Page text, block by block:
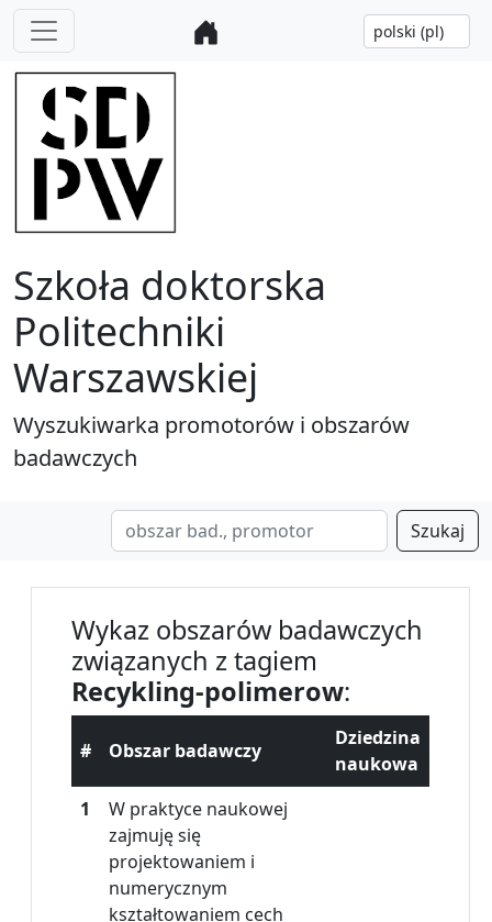
Szkoła doktorska
Politechniki
Warszawskiej
Wyszukiwarka promotorów i obszarów
badawczych
Szukaj
Wykaz obszarów badawczych
związanych z tagiem
Recykling-polimerow:
# Obszar badawczy
Dziedzina
naukowa
1
W praktyce naukowej
zajmuję się
projektowaniem i
numerycznym
kształtowaniem cech